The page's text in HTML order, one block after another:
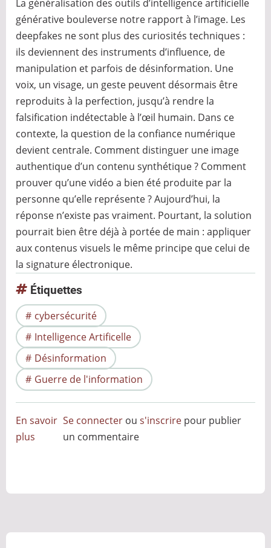
La généralisation des outils d’intelligence artificielle
générative bouleverse notre rapport à l’image. Les
deepfakes ne sont plus des curiosités techniques :
ils deviennent des instruments d’influence, de
manipulation et parfois de désinformation. Une
voix, un visage, un geste peuvent désormais être
reproduits à la perfection, jusqu’à rendre la
falsification indétectable à l’œil humain. Dans ce
contexte, la question de la confiance numérique
devient centrale. Comment distinguer une image
authentique d’un contenu synthétique ? Comment
prouver qu’une vidéo a bien été produite par la
personne qu’elle représente ? Aujourd’hui, la
réponse n’existe pas vraiment. Pourtant, la solution
pourrait bien être déjà à portée de main : appliquer
aux contenus visuels le même principe que celui de
la signature électronique.
Étiquettes
cybersécurité
Intelligence Artificelle
Désinformation
Guerre de l'information
En savoir
plus
images
Se connecter ous'inscrire pour publier
un commentaire